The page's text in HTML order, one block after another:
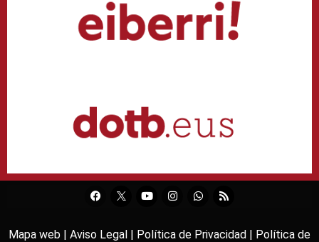
Mapa web | Aviso Legal | Política de Privacidad | Política de